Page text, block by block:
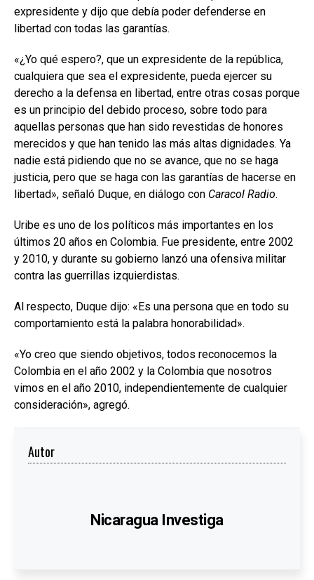
expresidente y dijo que debía poder defenderse en
libertad con todas las garantías.
«¿Yo qué espero?, que un expresidente de la república,
cualquiera que sea el expresidente, pueda ejercer su
derecho a la defensa en libertad, entre otras cosas porque
es un principio del debido proceso, sobre todo para
aquellas personas que han sido revestidas de honores
merecidos y que han tenido las más altas dignidades. Ya
nadie está pidiendo que no se avance, que no se haga
justicia, pero que se haga con las garantías de hacerse en
libertad», señaló Duque, en diálogo con Caracol Radio.
Uribe es uno de los políticos más importantes en los
últimos 20 años en Colombia. Fue presidente, entre 2002
y 2010, y durante su gobierno lanzó una ofensiva militar
contra las guerrillas izquierdistas.
Al respecto, Duque dijo: «Es una persona que en todo su
comportamiento está la palabra honorabilidad».
«Yo creo que siendo objetivos, todos reconocemos la
Colombia en el año 2002 y la Colombia que nosotros
vimos en el año 2010, independientemente de cualquier
consideración», agregó.
Autor
Nicaragua Investiga